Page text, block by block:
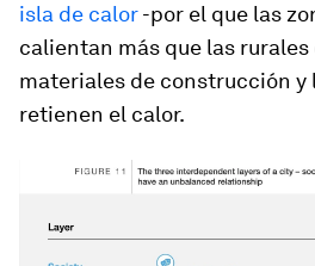
isla de calor-por el que las
calientan más que las
materiales de construcción y
retienen el calor.